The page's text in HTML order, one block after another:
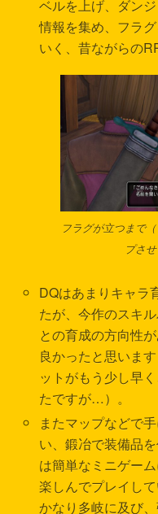
ベルを上げ、ダン
情報を集め、フラ
いく、昔ながらの
フラグが立つまで
プさ
DQはあまりキャラ
たが、今作のスキ
との育成の方向性
良かったと思いま
ットがもう少し早
たですが…）。
またマップなどで
い、鍛冶で装備品
は簡単なミニゲー
楽しんでプレイし
かなり多岐に及び